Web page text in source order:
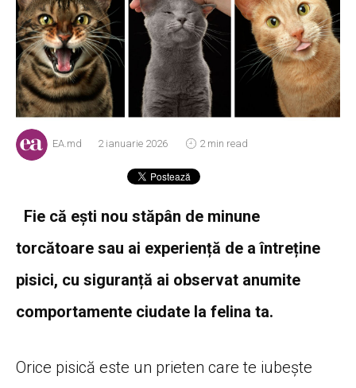
EA.md 2 ianuarie 2026 2 min read
Fie că ești nou stăpân de minune
torcătoare sau ai experiență de a întreține
pisici, cu siguranță ai observat anumite
comportamente ciudate la felina ta.
Orice pisică este un prieten care te iubește